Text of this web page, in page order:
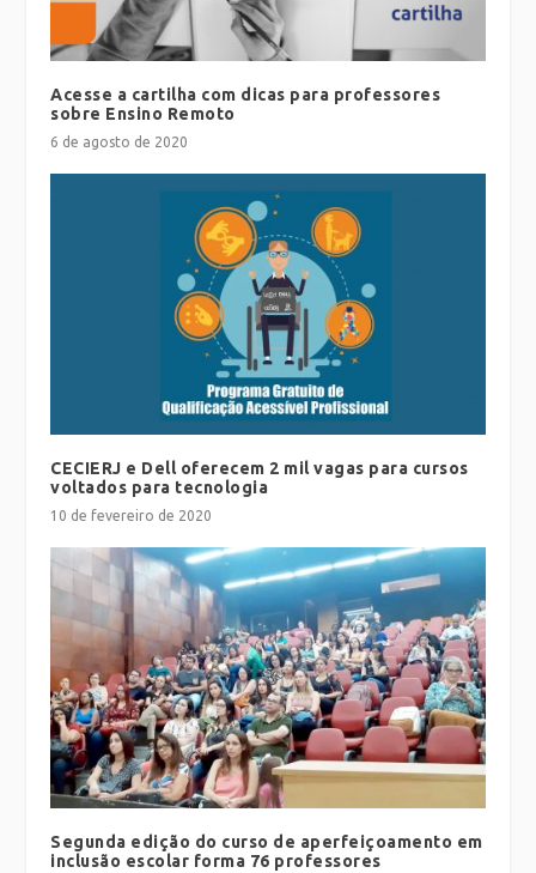
Acesse a cartilha com dicas para professores
sobre Ensino Remoto
6 de agosto de 2020
CECIERJ e Dell oferecem 2 mil vagas para cursos
voltados para tecnologia
10 de fevereiro de 2020
Segunda edição do curso de aperfeiçoamento em
inclusão escolar forma 76 professores